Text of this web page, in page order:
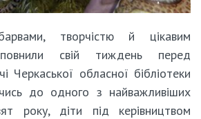
творчістю й цікавим
свій тиждень перед
Черкаської обласної бібліотеки
до одного з найважливіших
року, діти під керівництвом